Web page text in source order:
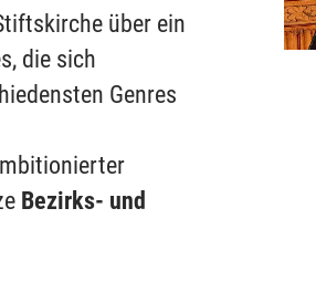
über ein
die sich
Genres
Bezirks- und